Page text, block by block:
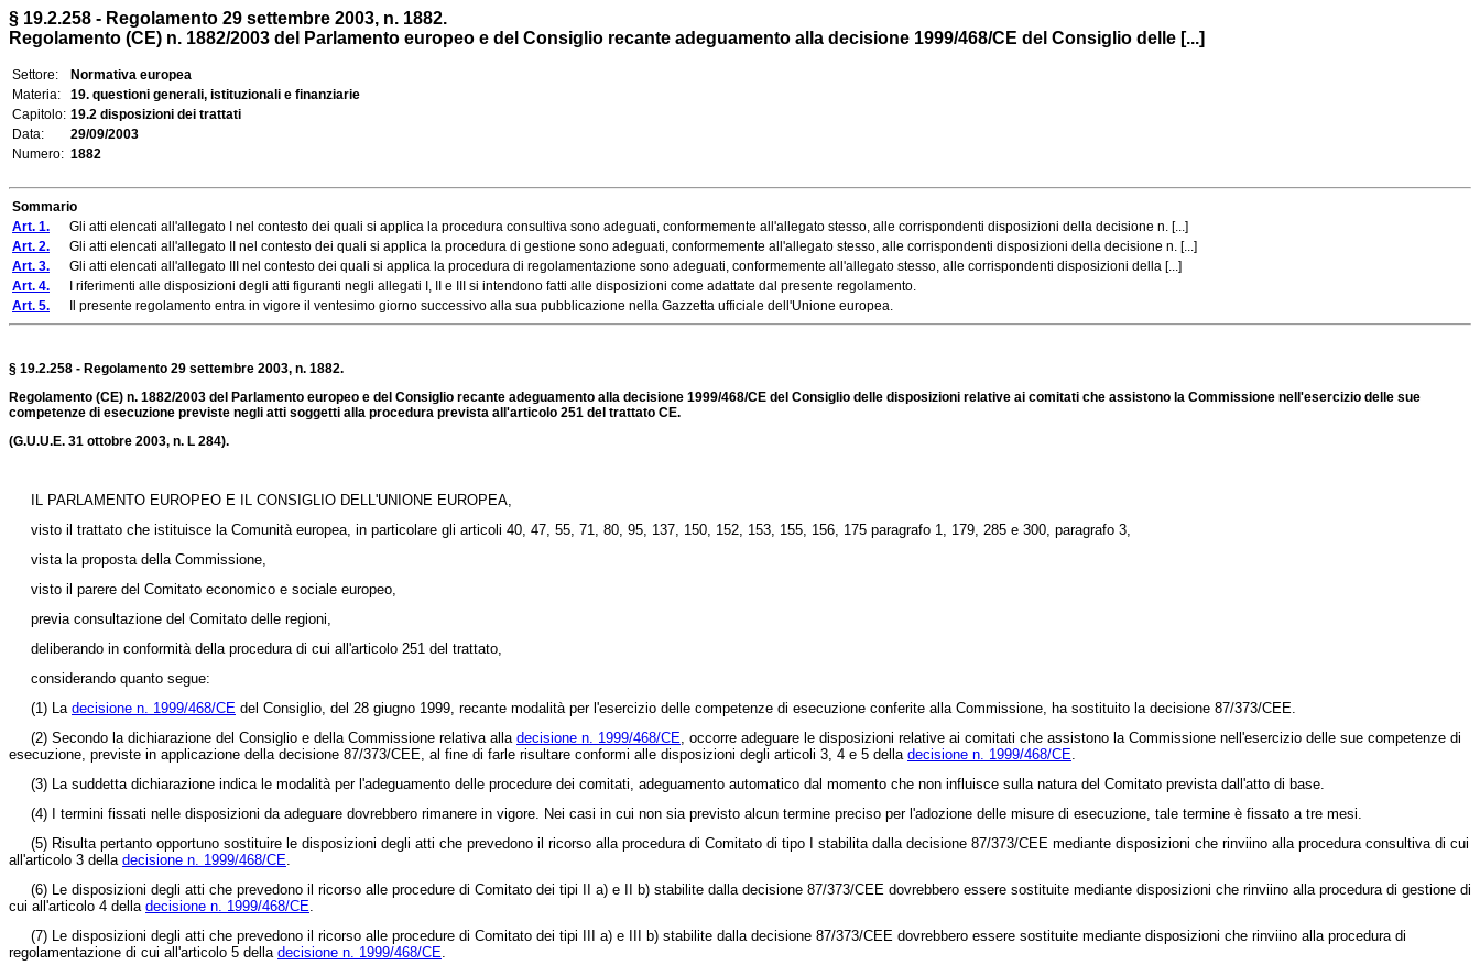
§ 19.2.258 - Regolamento 29 settembre 2003, n. 1882.
Regolamento (CE) n. 1882/2003 del Parlamento europeo e del Consiglio recante adeguamento alla decisione 1999/468/CE del Consiglio delle [...]
Settore:
Normativa europea
Materia:
19. questioni generali, istituzionali e finanziarie
Capitolo: 19.2 disposizioni dei trattati
Data:
29/09/2003
Numero: 1882
Sommario
Art. 1. Gli atti elencati all'allegato I nel contesto dei quali si applica la procedura consultiva sono adeguati, conformemente all'allegato stesso, alle corrispondenti disposizioni della decisione n. [...]
Art. 2. Gli atti elencati all'allegato II nel contesto dei quali si applica la procedura di gestione sono adeguati, conformemente all'allegato stesso, alle corrispondenti disposizioni della decisione n. [...]
Art. 3. Gli atti elencati all'allegato III nel contesto dei quali si applica la procedura di regolamentazione sono adeguati, conformemente all'allegato stesso, alle corrispondenti disposizioni della [...]
Art. 4. I riferimenti alle disposizioni degli atti figuranti negli allegati I, II e III si intendono fatti alle disposizioni come adattate dal presente regolamento.
Art. 5. Il presente regolamento entra in vigore il ventesimo giorno successivo alla sua pubblicazione nella Gazzetta ufficiale dell'Unione europea.
§ 19.2.258 - Regolamento 29 settembre 2003, n. 1882.
Regolamento (CE) n. 1882/2003 del Parlamento europeo e del Consiglio recante adeguamento alla decisione 1999/468/CE del Consiglio delle disposizioni relative ai comitati che assistono la Commissione nell'esercizio delle sue
competenze di esecuzione previste negli atti soggetti alla procedura prevista all'articolo 251 del trattato CE.
(G.U.U.E. 31 ottobre 2003, n. L 284).
IL PARLAMENTO EUROPEO E IL CONSIGLIO DELL'UNIONE EUROPEA,
visto il trattato che istituisce la Comunità europea, in particolare gli articoli 40, 47, 55, 71, 80, 95, 137, 150, 152, 153, 155, 156, 175 paragrafo 1, 179, 285 e 300, paragrafo 3,
vista la proposta della Commissione,
visto il parere del Comitato economico e sociale europeo,
previa consultazione del Comitato delle regioni,
deliberando in conformità della procedura di cui all'articolo 251 del trattato,
considerando quanto segue:
(1) La decisione n. 1999/468/CE del Consiglio, del 28 giugno 1999, recante modalità per l'esercizio delle competenze di esecuzione conferite alla Commissione, ha sostituito la decisione 87/373/CEE.
(2) Secondo la dichiarazione del Consiglio e della Commissione relativa alla decisione n. 1999/468/CE, occorre adeguare le disposizioni relative ai comitati che assistono la Commissione nell'esercizio delle sue competenze di
esecuzione, previste in applicazione della decisione 87/373/CEE, al fine di farle risultare conformi alle disposizioni degli articoli 3, 4 e 5 della decisione n. 1999/468/CE.
(3) La suddetta dichiarazione indica le modalità per l'adeguamento delle procedure dei comitati, adeguamento automatico dal momento che non influisce sulla natura del Comitato prevista dall'atto di base.
(4) I termini fissati nelle disposizioni da adeguare dovrebbero rimanere in vigore. Nei casi in cui non sia previsto alcun termine preciso per l'adozione delle misure di esecuzione, tale termine è fissato a tre mesi.
(5) Risulta pertanto opportuno sostituire le disposizioni degli atti che prevedono il ricorso alla procedura di Comitato di tipo I stabilita dalla decisione 87/373/CEE mediante disposizioni che rinviino alla procedura consultiva di cui
all'articolo 3 della decisione n. 1999/468/CE.
(6) Le disposizioni degli atti che prevedono il ricorso alle procedure di Comitato dei tipi II a) e II b) stabilite dalla decisione 87/373/CEE dovrebbero essere sostituite mediante disposizioni che rinviino alla procedura di gestione di
cui all'articolo 4 della decisione n. 1999/468/CE.
(7) Le disposizioni degli atti che prevedono il ricorso alle procedure di Comitato dei tipi III a) e III b) stabilite dalla decisione 87/373/CEE dovrebbero essere sostituite mediante disposizioni che rinviino alla procedura di
regolamentazione di cui all'articolo 5 della decisione n. 1999/468/CE.